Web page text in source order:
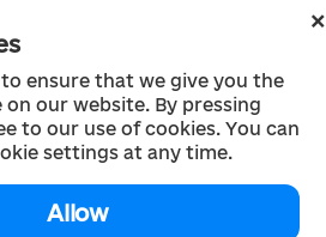
to ensure that we give you the
on our website. By pressing
to our use of cookies. You can
settings at any time.
Allow